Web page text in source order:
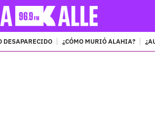
DESAPARECIDO ¿CÓMO MURIÓ ALAHIA?